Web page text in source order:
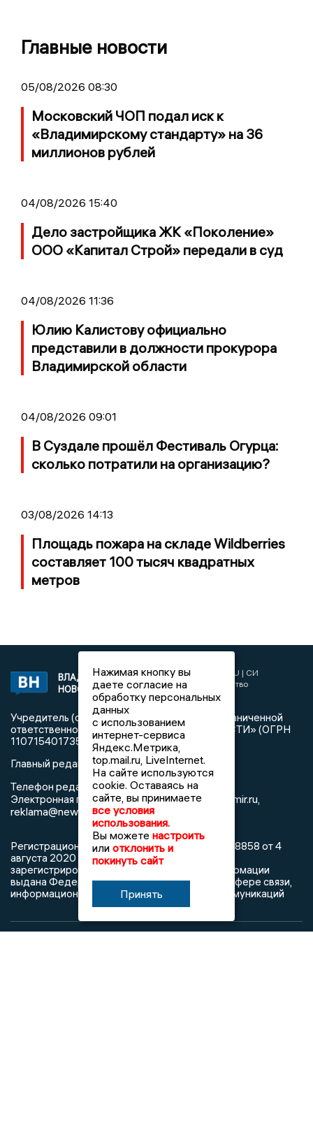
Главные новости
05/08/2026 08:30
Московский ЧОП подал иск к
«Владимирскому стандарту» на 36
миллионов рублей
04/08/2026 15:40
Дело застройщика ЖК «Поколение»
ООО «Капитал Строй» передали в суд
04/08/2026 11:36
Юлию Калистову официально
представили в должности прокурора
Владимирской области
04/08/2026 09:01
В Суздале прошёл Фестиваль Огурца:
сколько потратили на организацию?
03/08/2026 14:13
Площадь пожара на складе Wildberries
составляет 100 тысяч квадратных
метров
ВЛАДИМИРСКИЕ
НОВОСТИ
2017 © NEWSVLADIMIR.RU | СИ
«Информационное агентство
Владимирские новости»
Учредитель (соучредители): Общество с ограниченной
ответственностью «РЕГИОНАЛЬНЫЕ НОВОСТИ» (ОГРН
1107154017354)
Главный редактор: Мазов С. А.
Телефон редакции:8 (4922) 666916
Электронная почта редакции:info@newsvladimir.ru,
reklama@newsvladimir.ru
Регистрационный номер: серия Эл № ФС77-78858 от 4
августа 2020 г. согласно выписке из реестра
зарегистрированных средств массовой информации
выдана Федеральной службой по надзору в сфере связи,
информационных технологий и массовых коммуникаций
Нажимая кнопку вы
даете согласие на
обработку персональных
данных
с использованием
интернет-сервиса
Яндекс.Метрика,
top.mail.ru, LiveInternet.
На сайте используются
cookie. Оставаясь на
сайте, вы принимаете
все условия
использования.
Вы можете настроить
или отклонить и
покинуть сайт
Принять